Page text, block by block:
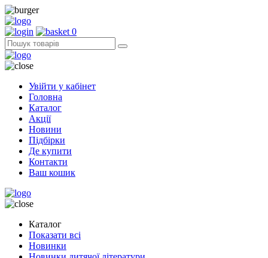
0
Увійти у кабінет
Головна
Каталог
Акції
Новини
Підбірки
Де купити
Контакти
Ваш кошик
Каталог
Показати всі
Новинки